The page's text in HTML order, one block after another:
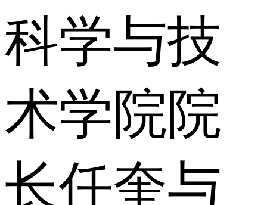
科学与技
术学院院
长任奎与